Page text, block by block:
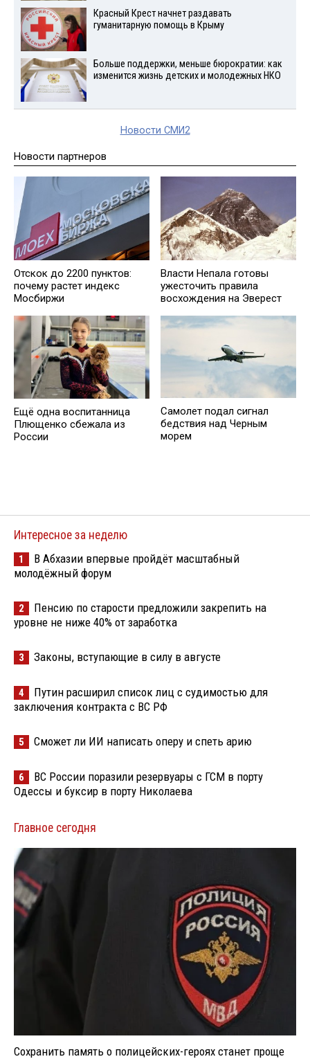
Красный Крест начнет раздавать
гуманитарную помощь в Крыму
Больше поддержки, меньше бюрократии: как
изменится жизнь детских и молодежных НКО
Новости СМИ2
Новости партнеров
Отскок до 2200 пунктов:
почему растет индекс
Мосбиржи
Власти Непала готовы
ужесточить правила
восхождения на Эверест
Ещё одна воспитанница
Плющенко сбежала из
России
Самолет подал сигнал
бедствия над Черным
морем
Интересное за неделю
1
В Абхазии впервые пройдёт масштабный
молодёжный форум
2
Пенсию по старости предложили закрепить на
уровне не ниже 40% от заработка
3 Законы, вступающие в силу в августе
4
Путин расширил список лиц с судимостью для
заключения контракта с ВС РФ
5 Сможет ли ИИ написать оперу и спеть арию
6
ВС России поразили резервуары с ГСМ в порту
Одессы и буксир в порту Николаева
Главное сегодня
Сохранить память о полицейских-героях станет проще